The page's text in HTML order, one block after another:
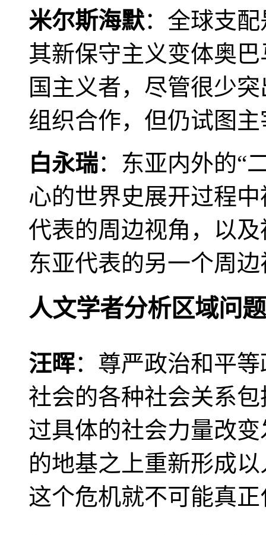
米尔斯海默：全球支
其新保守主义变体奥
国主义者，尽管很少
组织合作，但仍试图
白永瑞：东亚内外的“
心的世界史展开过程
代表的周边视角，以
东亚代表的另一个周
人文学者分析区域问题
汪晖：尊严政治和平
社会的各种社会关系
过具体的社会力量改
的地基之上重新形成
这个危机就不可能真